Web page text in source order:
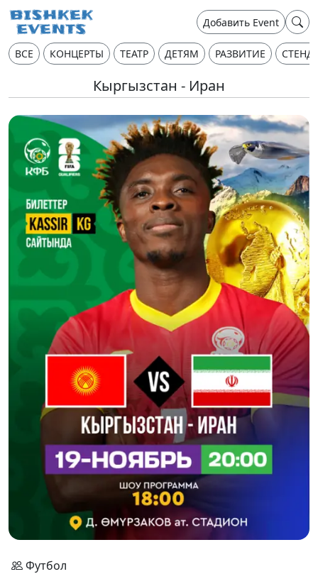
Добавить Event
ВСЕ КОНЦЕРТЫ ТЕАТР ДЕТЯМ РАЗВИТИЕ
Кыргызстан - Иран
Футбол